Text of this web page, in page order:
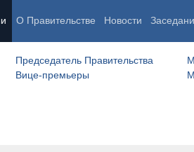
О Правительстве Новости
Председатель Правительства
Вице-премьеры